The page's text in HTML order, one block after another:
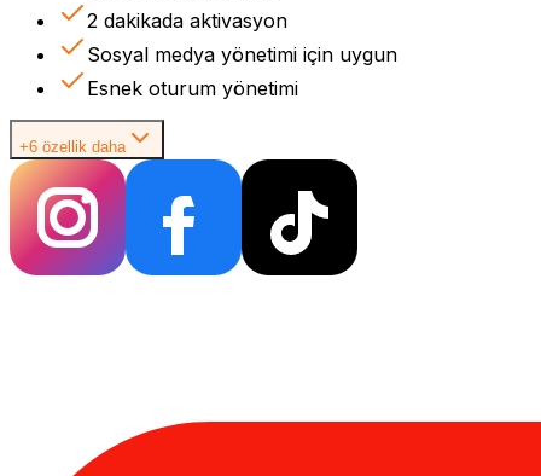
2 dakikada aktivasyon
Sosyal medya yönetimi için uygun
Esnek oturum yönetimi
+6 özellik daha